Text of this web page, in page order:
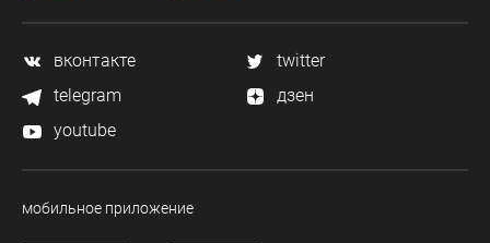
вконтакте
twitter
telegram
дзен
youtube
мобильное приложение